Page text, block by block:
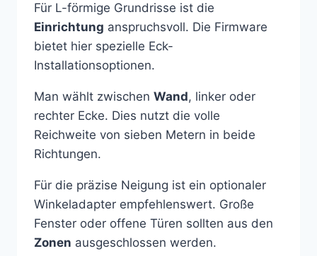
Für L-förmige Grundrisse ist die
Einrichtung anspruchsvoll. Die Firmware
bietet hier spezielle Eck-
Installationsoptionen.
Man wählt zwischen Wand, linker oder
rechter Ecke. Dies nutzt die volle
Reichweite von sieben Metern in beide
Richtungen.
Für die präzise Neigung ist ein optionaler
Winkeladapter empfehlenswert. Große
Fenster oder offene Türen sollten aus den
Zonen ausgeschlossen werden.